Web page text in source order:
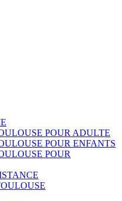
POUR ADULTE
POUR ENFANTS
POUR